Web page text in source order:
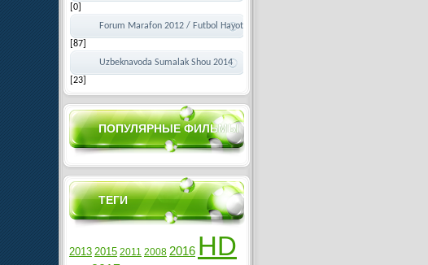
[0]
Forum Marafon 2012 / Futbol Hayot
[87]
Uzbeknavoda Sumalak Shou 2014
[23]
ПОПУЛЯРНЫЕ ФИЛЬМЫ
ТЕГИ
2013 2015 2011 2008 2016 HD